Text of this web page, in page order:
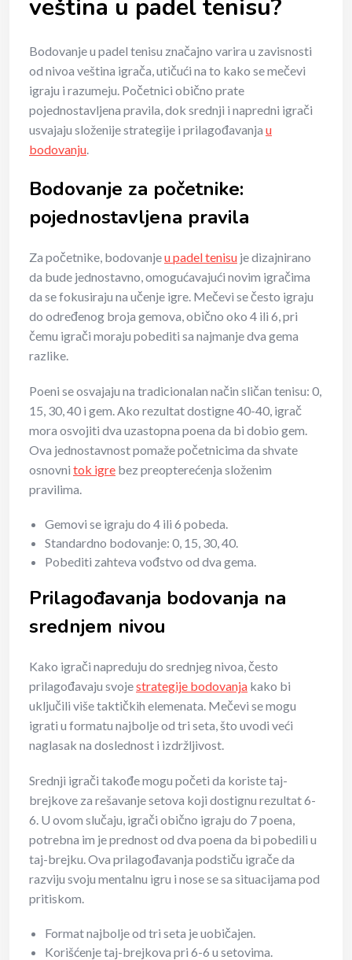
veština u padel tenisu?
Bodovanje u padel tenisu značajno varira u zavisnosti
od nivoa veština igrača, utičući na to kako se mečevi
igraju i razumeju. Početnici obično prate
pojednostavljena pravila, dok srednji i napredni igrači
usvajaju složenije strategije i prilagođavanja u
bodovanju
Bodovanje za početnike:
pojednostavljena pravila
Za početnike, bodovanjeu padel tenisu je dizajnirano
da bude jednostavno, omogućavajući novim igračima
da se fokusiraju na učenje igre. Mečevi se često igraju
do određenog broja gemova, obično oko 4 ili 6, pri
čemu igrači moraju pobediti sa najmanje dva gema
razlike.
Poeni se osvajaju na tradicionalan način sličan tenisu: 0,
15, 30, 40 i gem. Ako rezultat dostigne 40-40, igrač
mora osvojiti dva uzastopna poena da bi dobio gem.
Ova jednostavnost pomaže početnicima da shvate
osnovni tok igre bez preopterećenja složenim
pravilima.
Gemovi se igraju do 4 ili 6 pobeda.
Standardno bodovanje: 0, 15, 30, 40.
Pobediti zahteva vođstvo od dva gema.
Prilagođavanja bodovanja na
srednjem nivou
Kako igrači napreduju do srednjeg nivoa, često
prilagođavaju svojestrategije bodovanja kako bi
uključili više taktičkih elemenata. Mečevi se mogu
igrati u formatu najbolje od tri seta, što uvodi veći
naglasak na doslednost i izdržljivost.
Srednji igrači takođe mogu početi da koriste taj-
brejkove za rešavanje setova koji dostignu rezultat 6-
6. U ovom slučaju, igrači obično igraju do 7 poena,
potrebna im je prednost od dva poena da bi pobedili u
taj-brejku. Ova prilagođavanja podstiču igrače da
razviju svoju mentalnu igru i nose se sa situacijama pod
pritiskom.
Format najbolje od tri seta je uobičajen.
Korišćenje taj-brejkova pri 6-6 u setovima.